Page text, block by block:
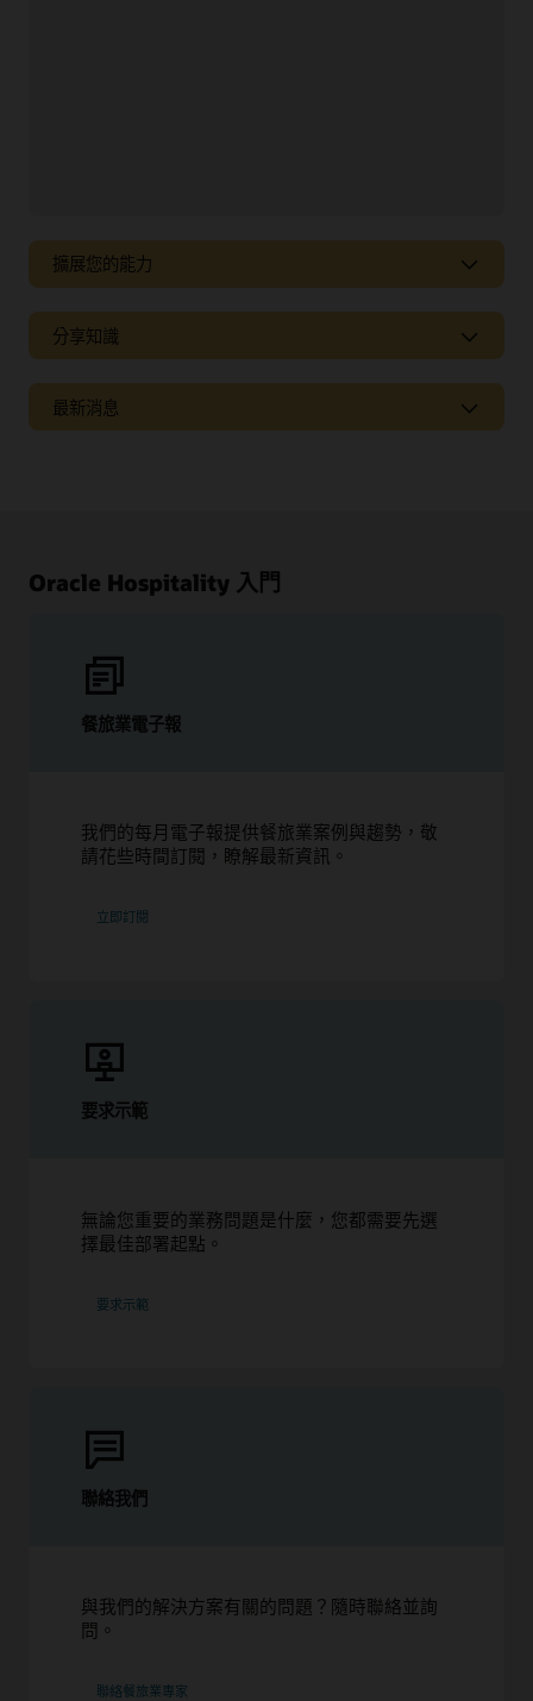
擴展您的能力
獲取合作夥伴、服務和整合服務，以適應新趨勢並滿足不
斷變化的業務需求。
分享知識
以及助您充分利用 Oracle 解決方案的各種秘訣和技巧。
最新消息
Oracle Hospitality 入門
餐旅業電子報
我們的每月電子報提供餐旅業案例與趨勢，敬
請花些時間訂閱，瞭解最新資訊。
立即訂閱
要求示範
無論您重要的業務問題是什麼，您都需要先選
擇最佳部署起點。
要求示範
聯絡我們
與我們的解決方案有關的問題？隨時聯絡並詢
問。
聯絡餐旅業專家